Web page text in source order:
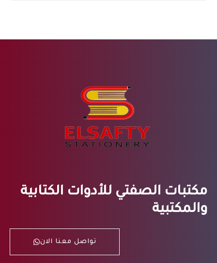
مكتبات الصفتي للأدوات الكتابية
والمكتبية
تواصل معنا الان